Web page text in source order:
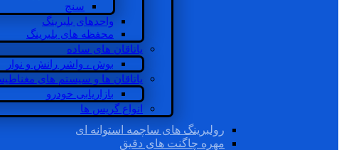
سنج
واحدهای بلبرینگ
محفظه های بلبرینگ
یاتاقان های ساده
بوش ، واشر رانش و نوار
یاتاقان ها و سیستم های
بازاریابی خودرو
انواع گریس ها
رولبرینگ های ساچمه استوانه ای
مهره چاگنت های دقیق